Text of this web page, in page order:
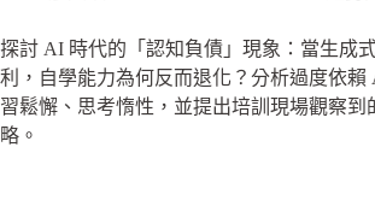
探討 AI 時代的「認知負債」現象：當生成
利，自學能力為何反而退化？分析過度依賴
習鬆懈、思考惰性，並提出培訓現場觀察到
略。